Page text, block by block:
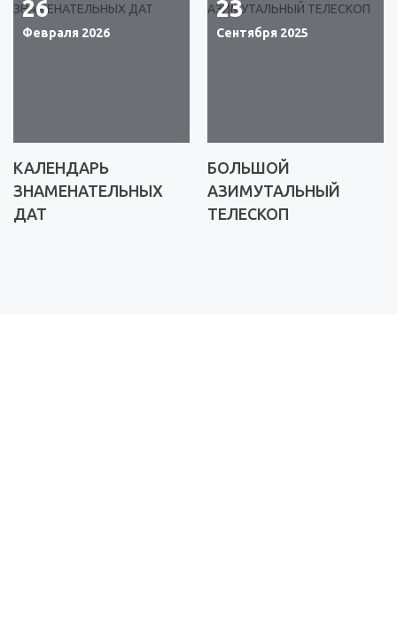
26
Февраля 2026
КАЛЕНДАРЬ
ЗНАМЕНАТЕЛЬНЫХ
ДАТ
23
Сентября 2025
БОЛЬШОЙ
АЗИМУТАЛЬНЫЙ
ТЕЛЕСКОП